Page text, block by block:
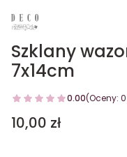
Szklany
7x14cm
0.00(Oceny:
Cena
10,00 zł